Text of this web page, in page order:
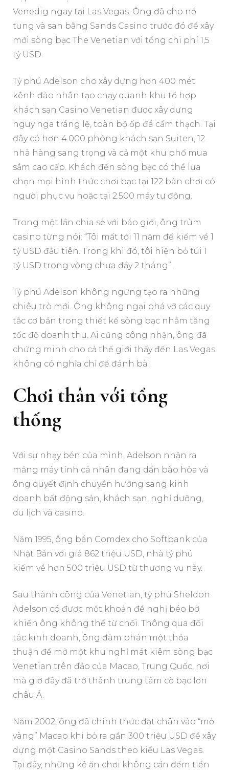
Venedig ngay tại Las Vegas. Ông đã cho nổ
tung và san bằng Sands Casino trước đó để xây
mới sòng bạc The Venetian với tổng chi phí 1,5
tỷ USD.
Tỷ phú Adelson cho xây dựng hơn 400 mét
kênh đào nhân tạo chạy quanh khu tổ hợp
khách sạn Casino Venetian được xây dựng
nguy nga tráng lệ, toàn bộ ốp đá cẩm thạch. Tại
đây có hơn 4.000 phòng khách sạn Suiten, 12
nhà hàng sang trọng và cả một khu phố mua
sắm cao cấp. Khách đến sòng bạc có thể lựa
chọn mọi hình thức chơi bạc tại 122 bàn chơi có
người phục vụ hoặc tại 2.500 máy tự động.
Trong một lần chia sẻ với báo giới, ông trùm
casino từng nói: “Tôi mất tới 11 năm để kiếm về 1
tỷ USD đầu tiên. Trong khi đó, tôi hiện bỏ túi 1
tỷ USD trong vòng chưa đầy 2 tháng”.
Tỷ phú Adelson không ngừng tạo ra những
chiêu trò mới. Ông không ngại phá vỡ các quy
tắc cơ bản trong thiết kế sòng bạc nhằm tăng
tốc độ doanh thu. Ai cũng công nhận, ông đã
chứng minh cho cả thế giới thấy đến Las Vegas
không có nghĩa chỉ để đánh bài.
Chơi thân với tổng
thống
Với sự nhạy bén của mình, Adelson nhận ra
mảng máy tính cá nhân đang dần bão hòa và
ông quyết định chuyển hướng sang kinh
doanh bất động sản, khách sạn, nghỉ dưỡng,
du lịch và casino.
Năm 1995, ông bán Comdex cho Softbank của
Nhật Bản với giá 862 triệu USD, nhà tỷ phú
kiếm về hơn 500 triệu USD từ thương vụ này.
Sau thành công của Venetian, tỷ phú Sheldon
Adelson có được một khoản đề nghị béo bở
khiến ông không thể từ chối. Thông qua đối
tác kinh doanh, ông đàm phán một thỏa
thuận để mở một khu nghỉ mát kiêm sòng bạc
Venetian trên đảo của Macao, Trung Quốc, nơi
mà giờ đây đã trở thành trung tâm cờ bạc lớn
châu Á.
Năm 2002, ông đã chính thức đặt chân vào “mỏ
vàng” Macao khi bỏ ra gần 300 triệu USD để xây
dựng một Casino Sands theo kiểu Las Vegas.
Tại đây, những kẻ ăn chơi không cần đếm tiền